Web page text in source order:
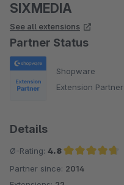
SIXMEDIA
See all extensions
Partner Status
Shopware
Extension Partner
Details
Ø-Rating: 4.8
Average rating of 4.8 out of 5 stars
Partner since: 2014